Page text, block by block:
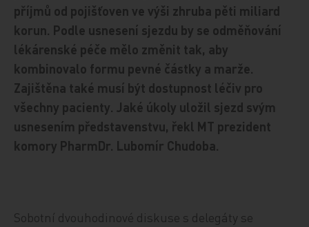
příjmů od pojišťoven ve výši zhruba pěti miliard
korun. Podle usnesení sjezdu by se odměňování
lékárenské péče mělo změnit tak, aby
kombinovalo formu pevné částky a marže.
Zajištěna také musí být dostupnost léčiv pro
všechny pacienty. Jaké úkoly uložil sjezd svým
usnesením představenstvu, řekl MT prezident
komory PharmDr. Lubomír Chudoba.
Sobotní dvouhodinové diskuse s delegáty se